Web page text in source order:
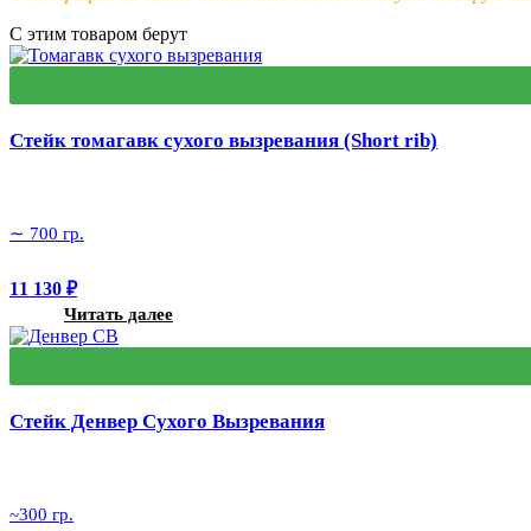
С этим товаром берут
Стейк томагавк сухого вызревания (Short rib)
∼ 700 гр.
11 130 ₽
Читать далее
Стейк Денвер Сухого Вызревания
~300 гр.